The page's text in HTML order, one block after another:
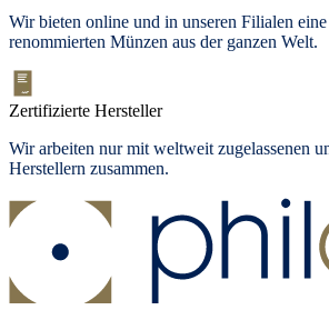
Wir bieten online und in unseren Filialen
renommierten Münzen aus der ganzen Welt.
Zertifizierte Hersteller
Wir arbeiten nur mit weltweit zugelassenen
Herstellern zusammen.